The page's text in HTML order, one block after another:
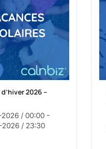
2026 –
/ 00:00 -
/ 23:30